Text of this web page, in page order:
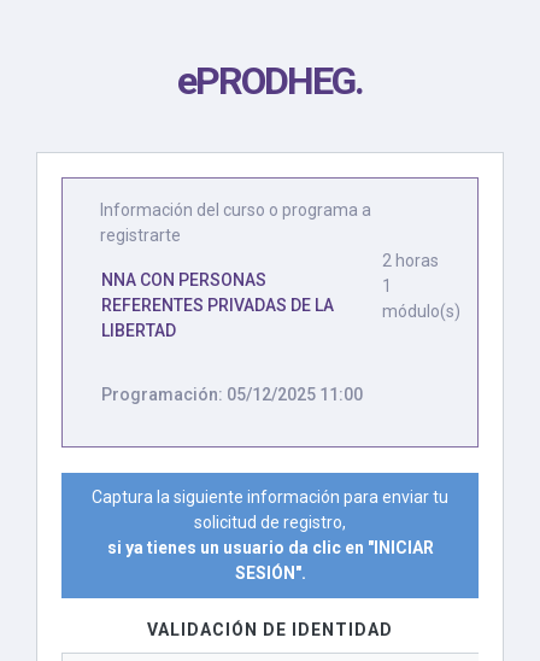
ePRODHEG.
Información del curso o programa a
registrarte
NNA CON PERSONAS
REFERENTES PRIVADAS DE LA
LIBERTAD
2 horas
1
módulo(s)
Programación: 05/12/2025 11:00
Captura la siguiente información para enviar tu
solicitud de registro,
si ya tienes un usuario da clic en "INICIAR
SESIÓN".
VALIDACIÓN DE IDENTIDAD